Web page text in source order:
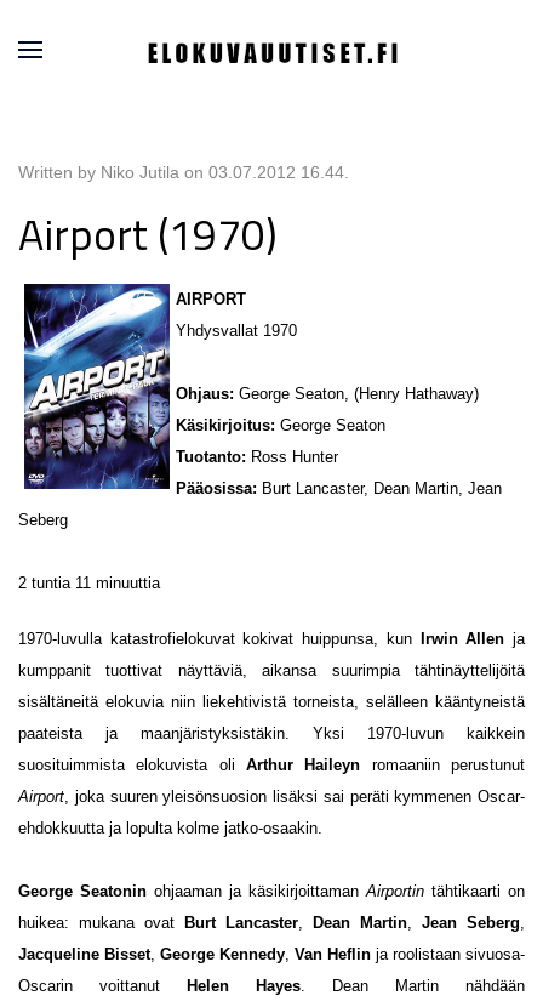
Written by Niko Jutila on 03.07.2012 16.44
Airport (1970)
AIRPORT
Yhdysvallat 1970
Ohjaus: George Seaton, (Henry Hathaway)
Käsikirjoitus: George Seaton
Tuotanto: Ross Hunter
Pääosissa: Burt Lancaster, Dean Martin, Jean
Seberg
2 tuntia 11 minuuttia
1970-luvulla katastrofielokuvat kokivat huippunsa, kun Irwin Allenja
kumppanit tuottivat näyttäviä, aikansa suurimpia tähtinäyttelijöitä
sisältäneitä elokuvia niin liekehtivistä torneista, selälleen kääntyneistä
paateista ja maanjäristyksistäkin. Yksi 1970-luvun kaikkein
suosituimmista elokuvista oli Arthur Haileyn romaaniin perustunut
Airport, joka suuren yleisönsuosion lisäksi sai peräti kymmenen Oscar-
ehdokkuutta ja lopulta kolme jatko-osaakin.
George Seatonin ohjaaman ja käsikirjoittamanAirportin tähtikaarti on
huikea: mukana ovat
Burt Lancaster, Dean Martin, Jean Seberg,
Jacqueline Bisset, George Kennedy, Van Heflin ja roolistaan sivuosa-
Oscarin voittanut
Helen Hayes. Dean Martin nähdään